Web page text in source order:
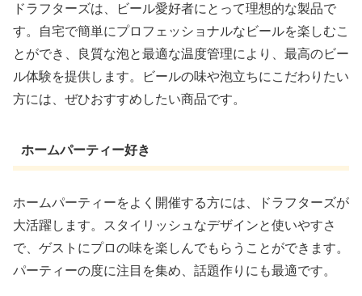
ドラフターズは、ビール愛好者にとって理想的な製品で
す。自宅で簡単にプロフェッショナルなビールを楽しむこ
とができ、良質な泡と最適な温度管理により、最高のビー
ル体験を提供します。ビールの味や泡立ちにこだわりたい
方には、ぜひおすすめしたい商品です。
ホームパーティー好き
ホームパーティーをよく開催する方には、ドラフターズが
大活躍します。スタイリッシュなデザインと使いやすさ
で、ゲストにプロの味を楽しんでもらうことができます。
パーティーの度に注目を集め、話題作りにも最適です。